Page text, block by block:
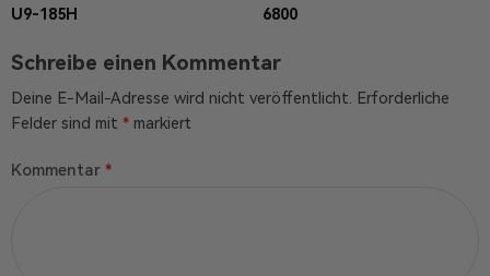
U9-185H
6800
Schreibe einen Kommentar
Deine E-Mail-Adresse wird nicht veröffentlicht. Erforderliche
Felder sind mit * markiert
Kommentar *